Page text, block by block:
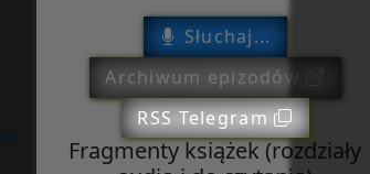
Słuchaj...
Archiwum epizodów
RSS Telegram
Fragmenty książek (rozdziały